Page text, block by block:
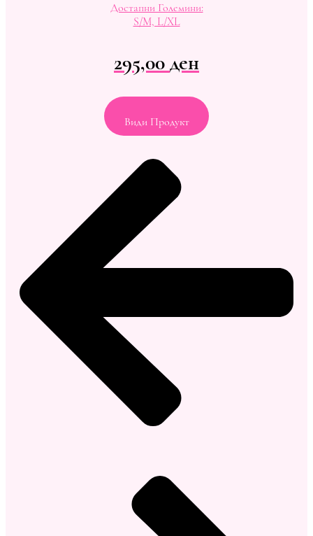
Достапни Големини:
S/M, L/XL
295,00ден
Види Продукт